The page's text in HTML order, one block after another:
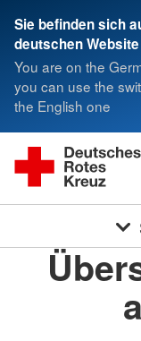
Sie befinden sich
deutschen Website
You are on the
you can use the
the English one